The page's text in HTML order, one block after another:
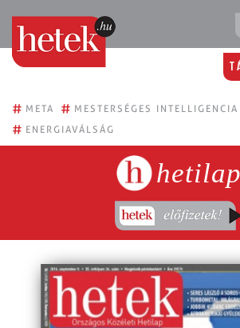
# META # MESTERSÉGES INTELLIGENCIA
# ENERGIAVÁLSÁG
hetilap